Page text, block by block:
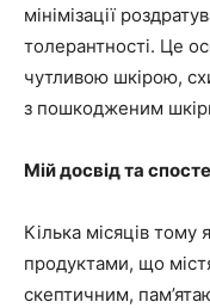
мінімізації
толерантності. Це
чутливою шкірою,
з пошкодженим
Мій досвід та
Кілька місяців
продуктами, що
скептичним,